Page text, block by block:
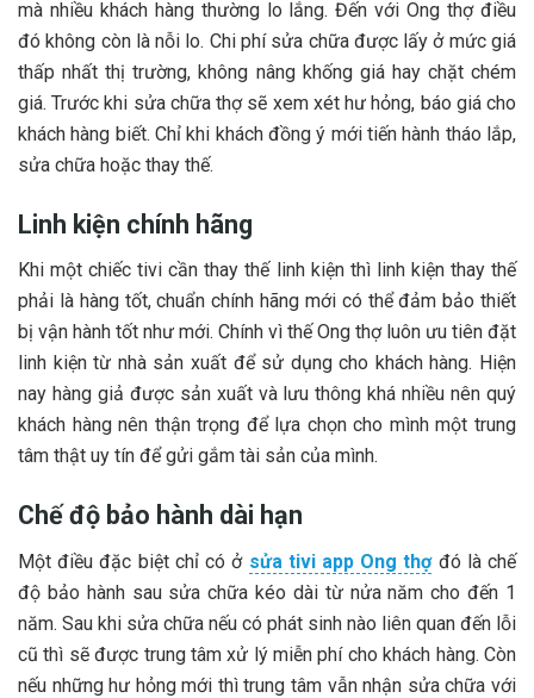
mà nhiều khách hàng thường lo lắng. Đến với Ong thợ điều
đó không còn là nỗi lo. Chi phí sửa chữa được lấy ở mức giá
thấp nhất thị trường, không nâng khống giá hay chặt chém
giá. Trước khi sửa chữa thợ sẽ xem xét hư hỏng, báo giá cho
khách hàng biết. Chỉ khi khách đồng ý mới tiến hành tháo lắp,
sửa chữa hoặc thay thế.
Linh kiện chính hãng
Khi một chiếc tivi cần thay thế linh kiện thì linh kiện thay thế
phải là hàng tốt, chuẩn chính hãng mới có thể đảm bảo thiết
bị vận hành tốt như mới. Chính vì thế Ong thợ luôn ưu tiên đặt
linh kiện từ nhà sản xuất để sử dụng cho khách hàng. Hiện
nay hàng giả được sản xuất và lưu thông khá nhiều nên quý
khách hàng nên thận trọng để lựa chọn cho mình một trung
tâm thật uy tín để gửi gắm tài sản của mình.
Chế độ bảo hành dài hạn
Một điều đặc biệt chỉ có ở sửa tivi app Ong thợđó là chế
độ bảo hành sau sửa chữa kéo dài từ nửa năm cho đến 1
năm. Sau khi sửa chữa nếu có phát sinh nào liên quan đến lỗi
cũ thì sẽ được trung tâm xử lý miễn phí cho khách hàng. Còn
nếu những hư hỏng mới thì trung tâm vẫn nhận sửa chữa với